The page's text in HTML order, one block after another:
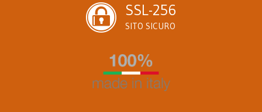
SSL-256
SITO SICURO